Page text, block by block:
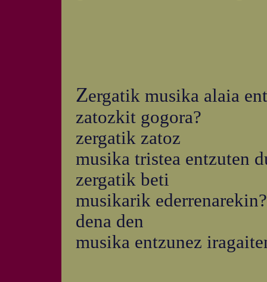
Zergatik musika alaia
zatozkit gogora?
zergatik zatoz
musika tristea entzuten
zergatik beti
musikarik ederrenarekin?
dena den
musika entzunez